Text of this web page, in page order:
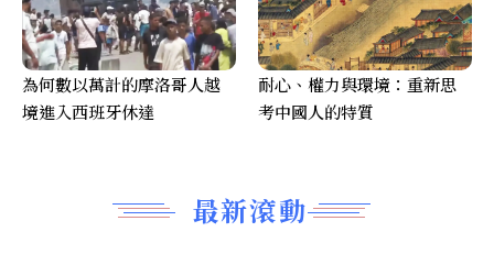
最新滾動
為何數以萬計的摩洛哥人越
境進入西班牙休達
耐心、權力與環境：重新思
考中國人的特質